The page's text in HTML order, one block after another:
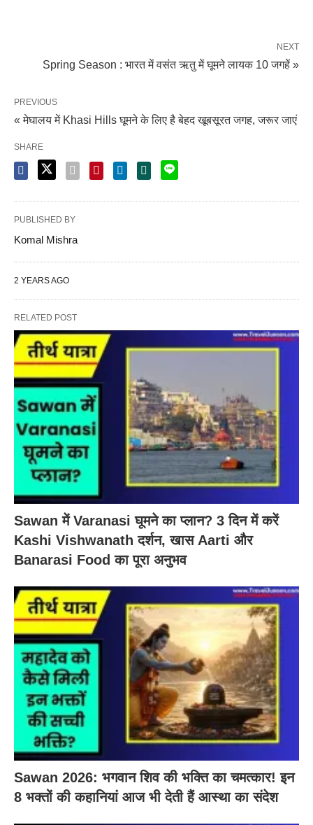
NEXT
Spring Season : भारत में वसंत ऋतु में घूमने लायक 10 जगहें »
PREVIOUS
« मेघालय में Khasi Hills घूमने के लिए है बेहद खूबसूरत जगह, जरूर जाएं
SHARE
PUBLISHED BY
Komal Mishra
2 YEARS AGO
RELATED POST
Sawan में Varanasi घूमने का प्लान? 3 दिन में करें
Kashi Vishwanath दर्शन, खास Aarti और
Banarasi Food का पूरा अनुभव
Sawan 2026: भगवान शिव की भक्ति का चमत्कार! इन
8 भक्तों की कहानियां आज भी देती हैं आस्था का संदेश